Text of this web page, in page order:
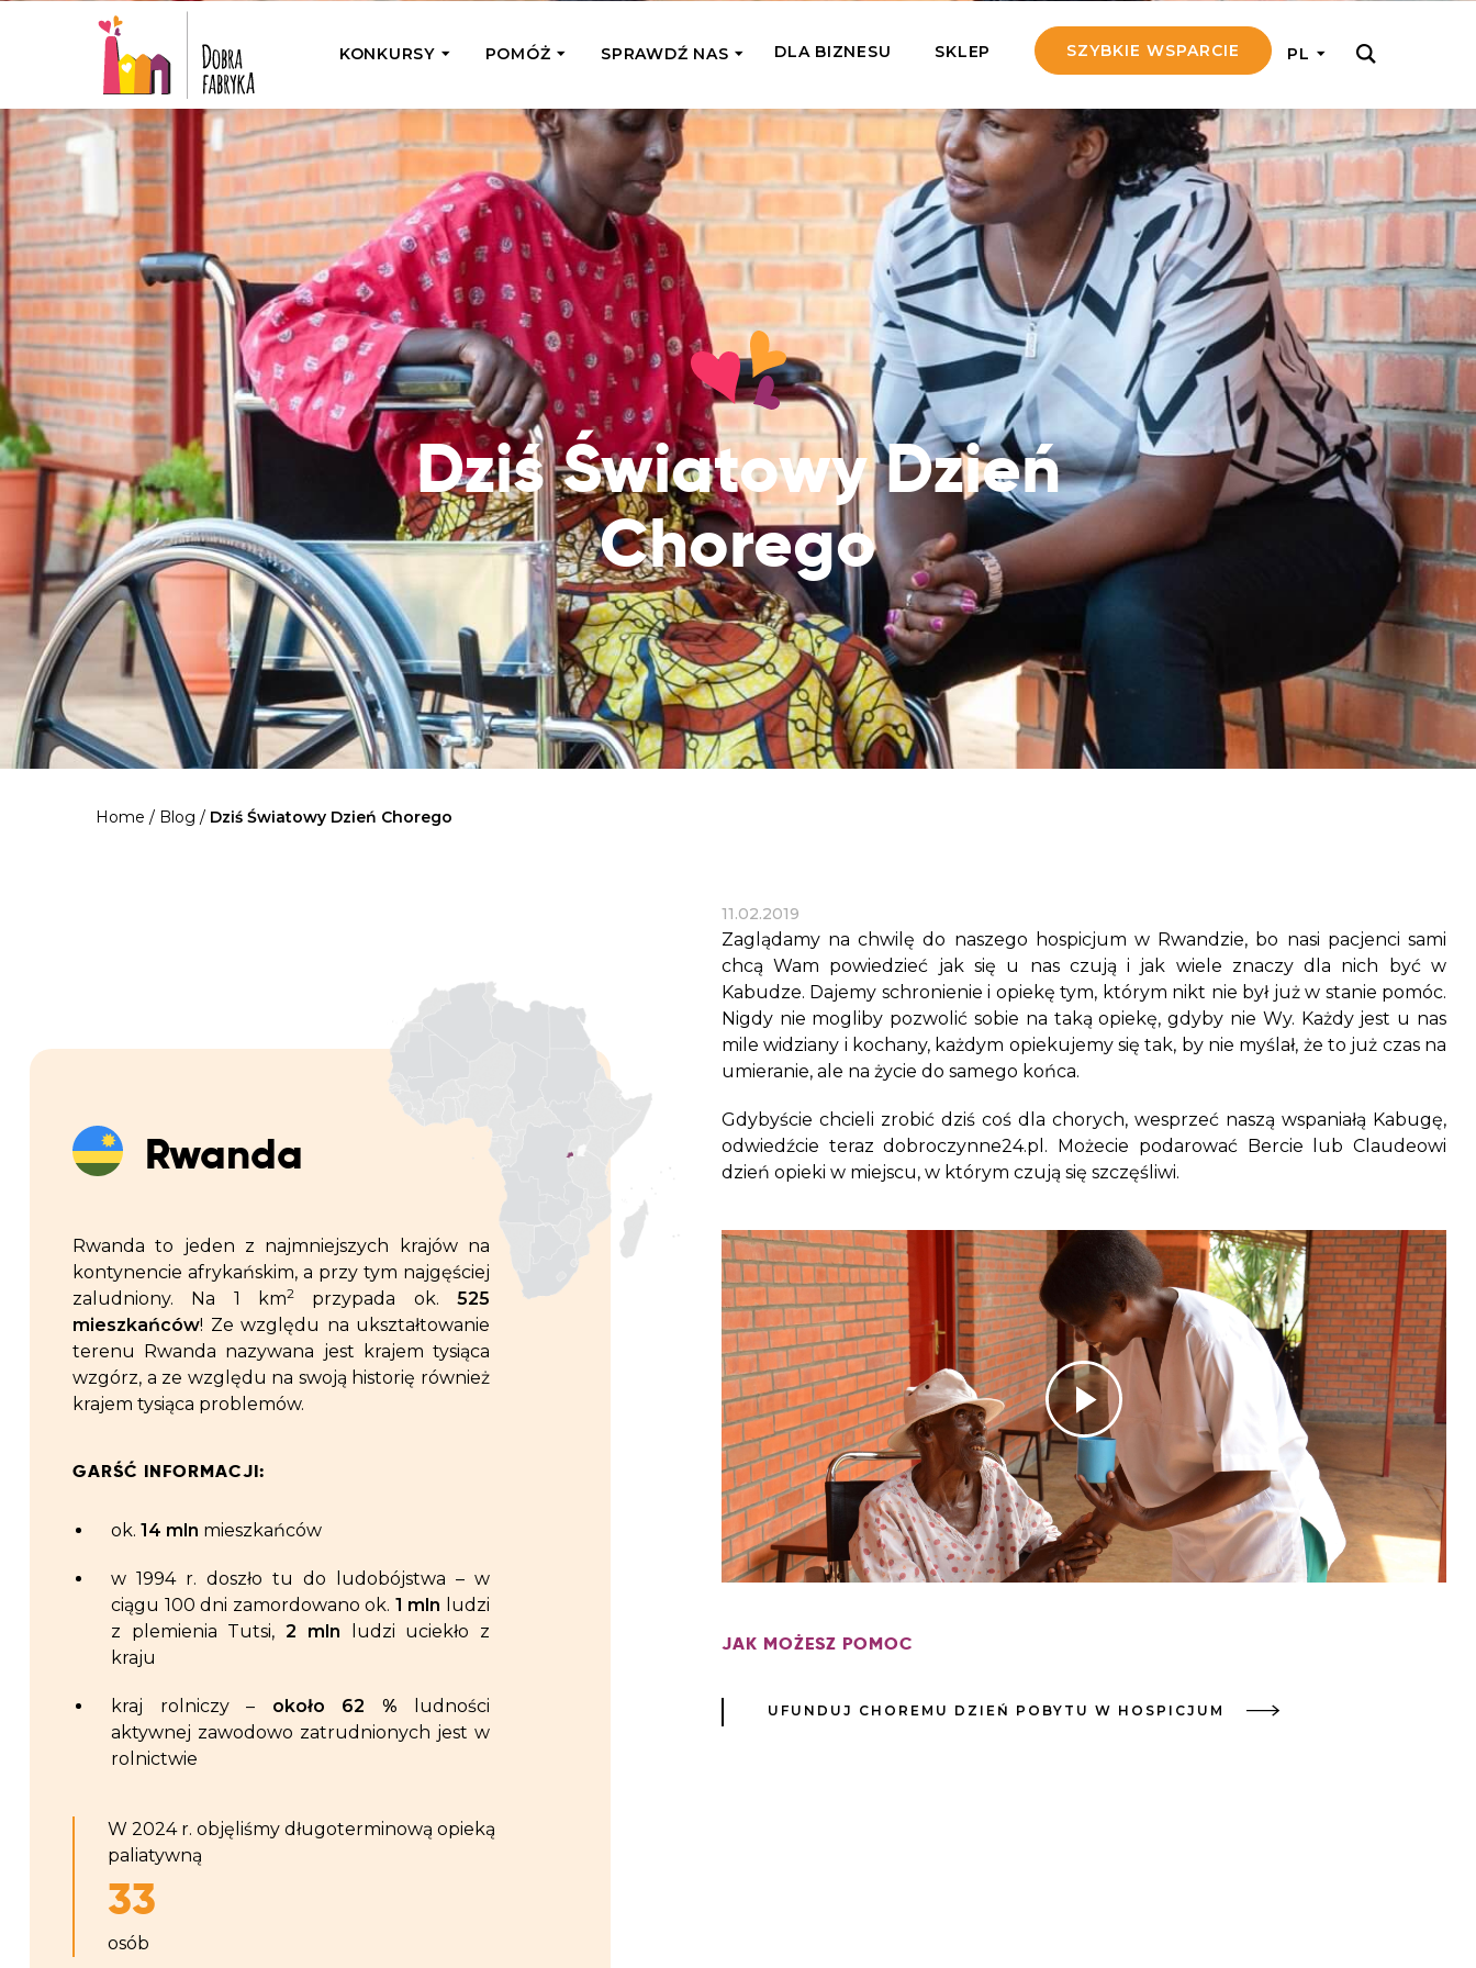
KONKURSY
Odwiedź jedno z miejsc, w których
działamy
Przybij 5 w 7 Ogrodach
Wyjedź do Grecji z Michałem
Żakowskim z Radia 357
POMÓŻ
POMAGAM JEDNORAZOWO
Przekaż Kalorie
Podaruj dziecku posiłek z okazji Dnia
Dziecka
Podaruj 1,5%
Przekaż niewielką część swojego
podatku naszym podopiecznym
Pilna Pomoc
Przekaż pomoc tam, gdzie jest teraz
najbardziej potrzebna
Dobroczynne24
Zrób zakupy dla potrzebujących w
markecie z dobrymi uczynkami
Warzywniak Charbela
Zrób zakupy u niewidomego Charbela i
wspieraj Głodnych
WSPIERAM REGULARNIE
Przybij nam 5!
Pomagaj efektywnie, przekazując na
pomoc 5 zł tygodniowo
Adoptuj Seniora
Dołącz do rodziny Seniora, wspierając
go finansowo i emocjonalnie
Drużyny Aniołów
Wspieraj pracę konkretnego misjonarza
i pozostań z nim kontakcie
Wiatraczek dla Życia
Uratuj dziecko cierpiące z powodu
głodu i wspieraj edukację rodziców
SPRAWDŹ NAS
Zespół Fundacji
Poznaj listonoszy przekazanego przez
Ciebie wsparcia
Jak pomagamy
Karmimy, Leczymy, Uczymy, Dajemy
Pracę – sprawdź co to oznacza w
praktyce
Co już zrobiliśmy
Przeczytaj historie ludzi, którym już
pomogliśmy
Gdzie działamy
Sprawdź listę miejsc, do których dociera
Twoja pomoc
Sprawozdania
Zweryfikuj, w jaki sposób wydajemy
przekazane Darowizny
Cele statutowe
Sprawdź cele naszej organizacji
Kontakt
DLA BIZNESU SKLEP SZYBKIE WSPARCIE PL
Dziś Światowy Dzień
Chorego
Home / Blog / Dziś Światowy Dzień Chorego
Rwanda
Rwanda to jeden z najmniejszych krajów na
kontynencie afrykańskim, a przy tym najgęściej
zaludniony. Na 1 km2 przypada ok. 525
mieszkańców! Ze względu na ukształtowanie
terenu Rwanda nazywana jest krajem tysiąca
wzgórz, a ze względu na swoją historię również
krajem tysiąca problemów.
GARŚĆ INFORMACJI:
ok. 14 mln mieszkańców
w 1994 r. doszło tu do ludobójstwa – w
ciągu 100 dni zamordowano ok. 1 mln ludzi
z plemienia Tutsi,2 mln ludzi uciekło z
kraju
kraj rolniczy – około 62 % ludności
aktywnej zawodowo zatrudnionych jest w
rolnictwie
W 2024 r. objęliśmy długoterminową opieką
paliatywną
33
osób
11.02.2019
Zaglądamy na chwilę do naszego hospicjum w Rwandzie, bo nasi pacjenci sami
chcą Wam powiedzieć jak się u nas czują i jak wiele znaczy dla nich być w
Kabudze. Dajemy schronienie i opiekę tym, którym nikt nie był już w stanie pomóc.
Nigdy nie mogliby pozwolić sobie na taką opiekę, gdyby nie Wy. Każdy jest u nas
mile widziany i kochany, każdym opiekujemy się tak, by nie myślał, że to już czas na
umieranie, ale na życie do samego końca.
Gdybyście chcieli zrobić dziś coś dla chorych, wesprzeć naszą wspaniałą Kabugę,
odwiedźcie teraz dobroczynne24.pl. Możecie podarować Bercie lub Claudeowi
dzień opieki w miejscu, w którym czują się szczęśliwi.
JAK MOŻESZ POMOC
UFUNDUJ CHOREMU DZIEŃ POBYTU W HOSPICJUM